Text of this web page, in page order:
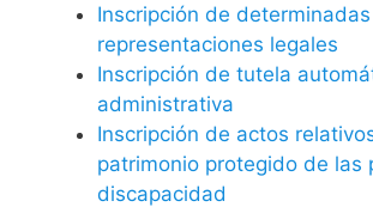
Inscripción de determinadas
representaciones legales
Inscripción de tutela
administrativa
Inscripción de actos
patrimonio protegido de las
discapacidad